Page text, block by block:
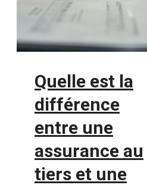
Quelle est la
différence
entre une
assurance au
tiers et une